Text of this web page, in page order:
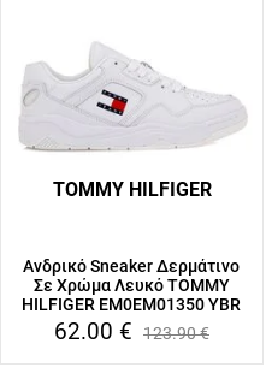
TOMMY HILFIGER
Ανδρικό Sneaker Δερμάτινο
Σε Χρώμα Λευκό TOMMY
HILFIGER EM0EM01350 YBR
62.00 € 123.90€